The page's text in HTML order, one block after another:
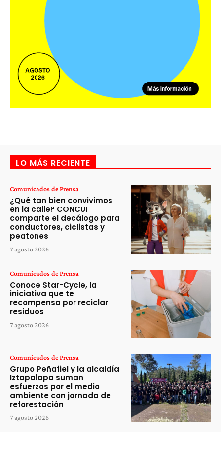
LO MÁS RECIENTE
Comunicados de Prensa
¿Qué tan bien convivimos
en la calle? CONCUI
comparte el decálogo para
conductores, ciclistas y
peatones
7 agosto 2026
Comunicados de Prensa
Conoce Star-Cycle, la
iniciativa que te
recompensa por reciclar
residuos
7 agosto 2026
Comunicados de Prensa
Grupo Peñafiel y la alcaldía
Iztapalapa suman
esfuerzos por el medio
ambiente con jornada de
reforestación
7 agosto 2026